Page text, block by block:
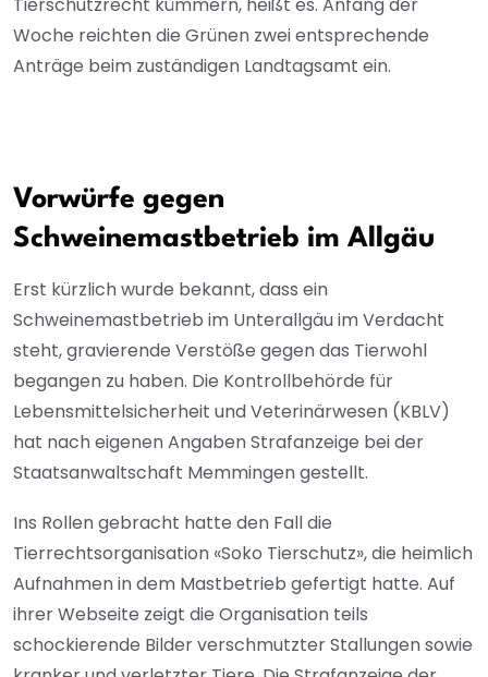
Tierschutzrecht kümmern, heißt es. Anfang der
Woche reichten die Grünen zwei entsprechende
Anträge beim zuständigen Landtagsamt ein.
Vorwürfe gegen
Schweinemastbetrieb im Allgäu
Erst kürzlich wurde bekannt, dass ein
Schweinemastbetrieb im Unterallgäu im Verdacht
steht, gravierende Verstöße gegen das Tierwohl
begangen zu haben. Die Kontrollbehörde für
Lebensmittelsicherheit und Veterinärwesen (KBLV)
hat nach eigenen Angaben Strafanzeige bei der
Staatsanwaltschaft Memmingen gestellt.
Ins Rollen gebracht hatte den Fall die
Tierrechtsorganisation «Soko Tierschutz», die heimlich
Aufnahmen in dem Mastbetrieb gefertigt hatte. Auf
ihrer Webseite zeigt die Organisation teils
schockierende Bilder verschmutzter Stallungen sowie